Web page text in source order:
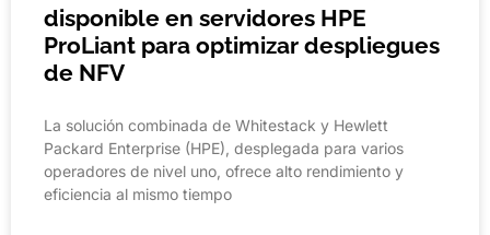
disponible en servidores HPE
ProLiant para optimizar despliegues
de NFV
La solución combinada de Whitestack y Hewlett
Packard Enterprise (HPE), desplegada para varios
operadores de nivel uno, ofrece alto rendimiento y
eficiencia al mismo tiempo